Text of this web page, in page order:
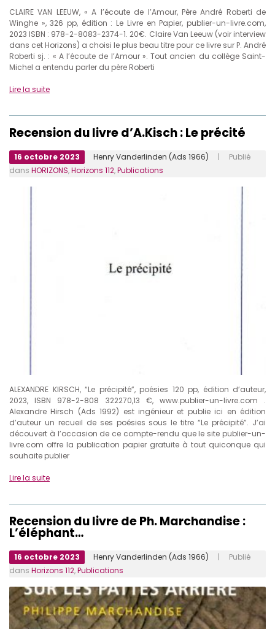
CLAIRE VAN LEEUW, « A l’écoute de l’Amour, Père André Roberti de
Winghe », 326 pp, édition : Le Livre en Papier, publier-un-livre.com,
2023 ISBN : 978-2-8083-2374-1. 20€. Claire Van Leeuw (voir interview
dans cet Horizons) a choisi le plus beau titre pour ce livre sur P. André
Roberti sj. : « A l’écoute de l’Amour ». Tout ancien du collège Saint-
Michel a entendu parler du père Roberti
Lire la suite
Recension du livre d’A.Kisch : Le précité
16 octobre 2023 Henry Vanderlinden (Ads 1966) | Publié
dans HORIZONS,Horizons 112,Publications
ALEXANDRE KIRSCH, “Le précipité”, poésies 120 pp, édition d’auteur,
2023, ISBN 978-2-808 322270,13 €, www.publier-un-livre.com .
Alexandre Hirsch (Ads 1992) est ingénieur et publie ici en édition
d’auteur un recueil de ses poésies sous le titre “Le précipité”. J’ai
découvert à l’occasion de ce compte-rendu que le site publier-un-
livre.com offre la publication papier gratuite à tout quiconque qui
souhaite publier
Lire la suite
Recension du livre de Ph. Marchandise :
L’éléphant…
16 octobre 2023 Henry Vanderlinden (Ads 1966) | Publié
dans Horizons 112,Publications